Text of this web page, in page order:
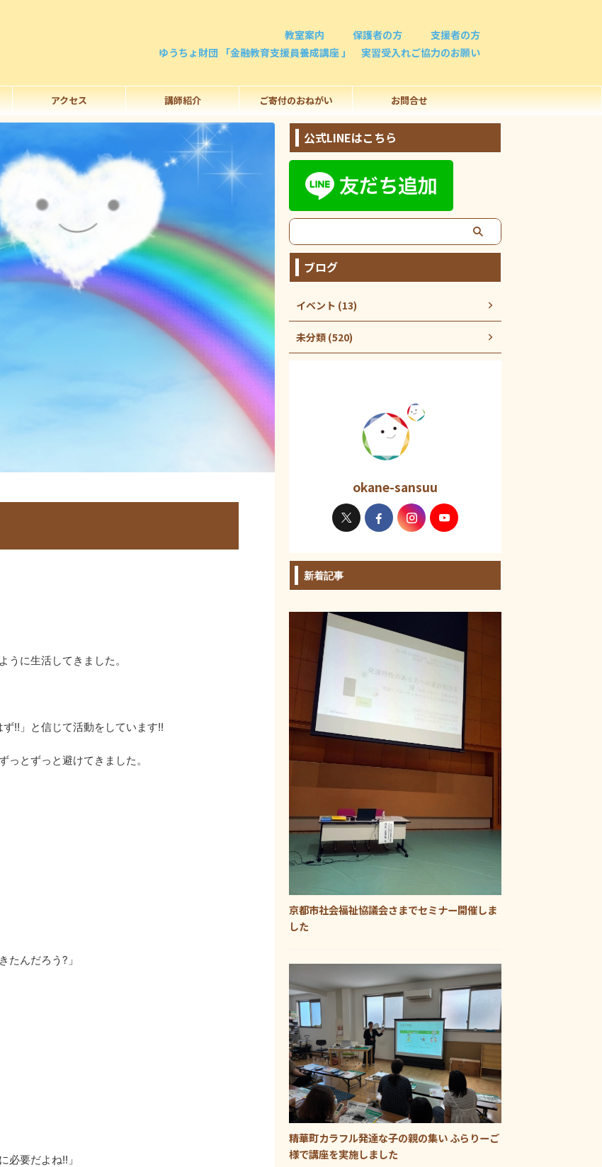
教室案内 保護者の方
支援者の方
ゆうちょ財団 「金融教育支援員養成講座 」 実習受入れご協力のお願い
アクセス 講師紹介 ご寄付のおねがい お問合せ
に生活してきました。
!!」と信じて活動をしています!!
とずっと避けてきました。
たんだろう?」
必要だよね!!」
公式LINEはこちら
ブログ
イベント (13)
未分類 (520)
okane-sansuu
新着記事
京都市社会福祉協議会さまでセミナー開催しま
した
精華町カラフル発達な子の親の集い ふらりーご
様で講座を実施しました